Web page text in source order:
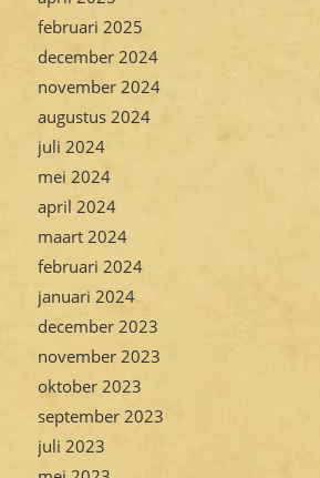
februari 2025
december 2024
november 2024
augustus 2024
juli 2024
mei 2024
april 2024
maart 2024
februari 2024
januari 2024
december 2023
november 2023
oktober 2023
september 2023
juli 2023